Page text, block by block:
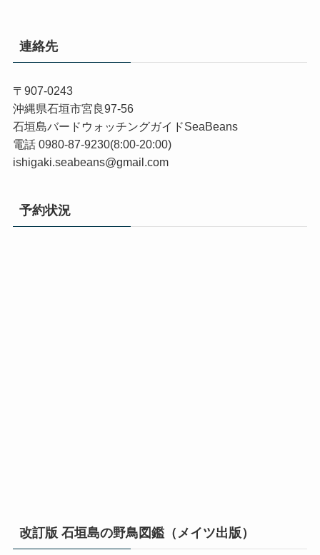
連絡先
〒907-0243
沖縄県石垣市宮良97-56
石垣島バードウォッチングガイドSeaBeans
電話 0980-87-9230(8:00-20:00)
ishigaki.seabeans@gmail.com
予約状況
改訂版 石垣島の野鳥図鑑（メイツ出版）